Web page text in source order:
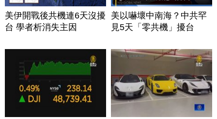
美伊開戰後共機連6天沒擾
台 學者析消失主因
美以嚇壞中南海？中共罕
見5天「零共機」擾台